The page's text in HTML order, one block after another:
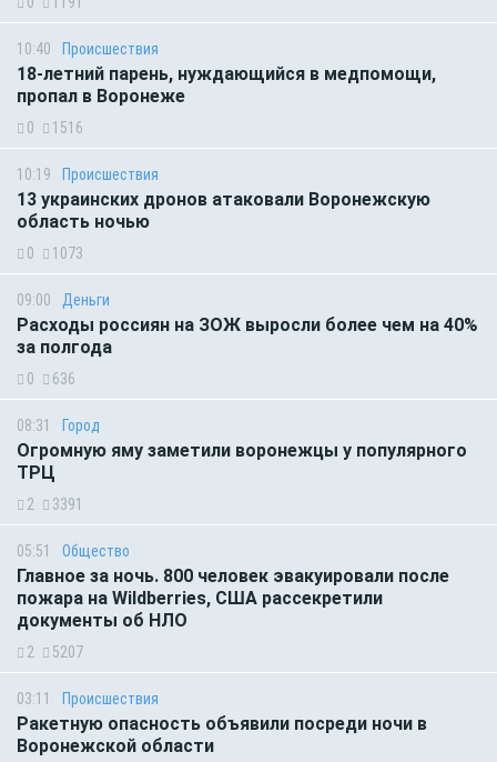
10:40 Происшествия
18-летний парень, нуждающийся в медпомощи,
пропал в Воронеже
0 1516
10:19 Происшествия
13 украинских дронов атаковали Воронежскую
область ночью
0 1073
09:00 Деньги
Расходы россиян на ЗОЖ выросли более чем на 40%
за полгода
0 636
08:31 Город
Огромную яму заметили воронежцы у популярного
ТРЦ
2 3391
05:51 Общество
Главное за ночь. 800 человек эвакуировали после
пожара на Wildberries, США рассекретили
документы об НЛО
2 5207
03:11 Происшествия
Ракетную опасность объявили посреди ночи в
Воронежской области